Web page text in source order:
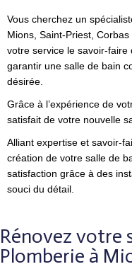
Vous cherchez un
Mions, Saint-Priest,
votre service le savoir-faire
garantir une salle de bain
désirée.
Grâce à l’expérience de
satisfait de votre nouvelle
Alliant expertise et savoir-
création de votre salle de
satisfaction grâce à des
souci du détail.
Rénovez votre
Plomberie à